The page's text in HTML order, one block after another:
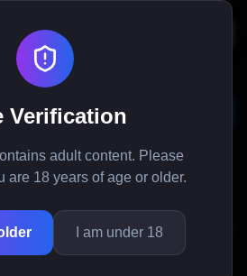
Verification
adult content. Please
are 18 years of age or older.
I am under 18
Tutor
Akatemian maailmaan
jonka tehtävänä on opettaa
kuten Azazel, Phanta
kun navigoit tässä